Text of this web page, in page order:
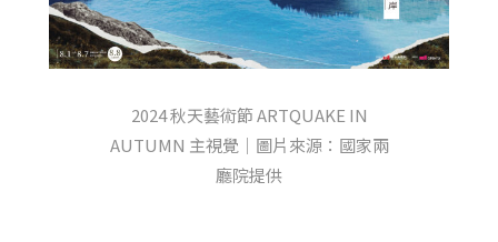
2024 秋天藝術節 ARTQUAKE IN
AUTUMN 主視覺｜圖片來源：國家兩
廳院提供